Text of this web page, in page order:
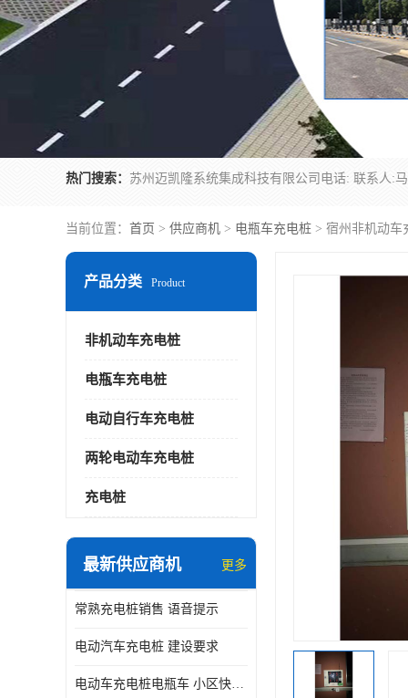
热门搜索：
当前位置： 首页 > 供应商机 > 电瓶车充电桩 > 宿州非机动车
产品分类 Product
非机动车充电桩
电瓶车充电桩
电动自行车充电桩
两轮电动车充电桩
充电桩
最新供应商机 更多
常熟充电桩销售 语音提示
电动汽车充电桩 建设要求
电动车充电桩电瓶车 小区快速电动自行车充电站